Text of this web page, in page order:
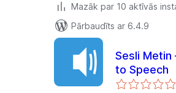
Mazāk par 10 aktīvās
Pārbaudīts ar 6.4.9
Sesli Metin
to Speech